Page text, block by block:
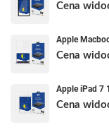
Cena
Apple
Cena
Apple iPad 7
Cena